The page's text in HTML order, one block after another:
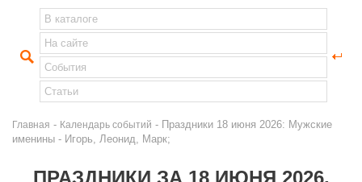
Главная - Календарь событий - Праздники 18 июня 2026: Мужские
именины - Игорь, Леонид, Марк;
ПРАЗДНИКИ ЗА 18 ИЮНЯ 2026,